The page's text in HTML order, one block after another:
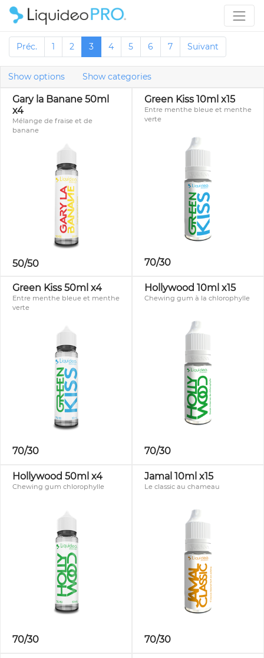
Préc. 1 2 3 4 5 6 7 Suivant
Show options Show categories
Gary la Banane 50ml
x4
Mélange de fraise et de
banane
50/50
Green Kiss 10ml x15
Entre menthe bleue et menthe
verte
70/30
Green Kiss 50ml x4
Entre menthe bleue et menthe
verte
70/30
Hollywood 10ml x15
Chewing gum à la chlorophylle
70/30
Hollywood 50ml x4
Chewing gum chlorophylle
70/30
Jamal 10ml x15
Le classic au chameau
70/30